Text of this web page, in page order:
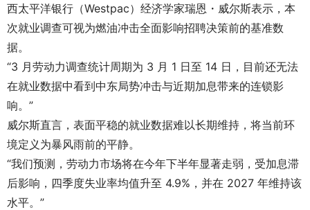
西太平洋银行（Westpac）经济学家瑞恩・威尔斯表示，本
次就业调查可视为燃油冲击全面影响招聘决策前的基准数
据。
“3 月劳动力调查统计周期为 3 月 1 日至 14 日，目前还无法
在就业数据中看到中东局势冲击与近期加息带来的连锁影
响。”
威尔斯直言，表面平稳的就业数据难以长期维持，将当前环
境定义为暴风雨前的平静。
“我们预测，劳动力市场将在今年下半年显著走弱，受加息滞
后影响，四季度失业率均值升至 4.9%，并在 2027 年维持该
水平。”